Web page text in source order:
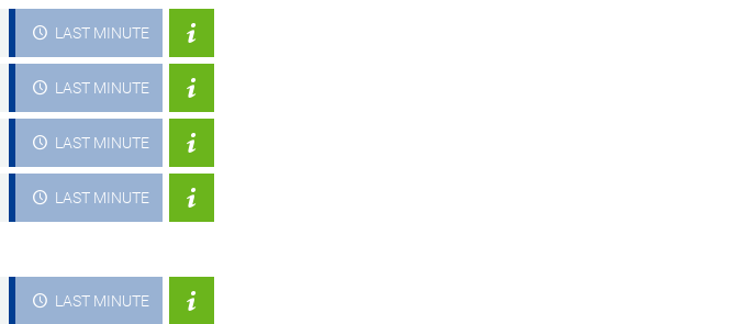
LAST MINUTE
LAST MINUTE
LAST MINUTE
LAST MINUTE
LAST MINUTE